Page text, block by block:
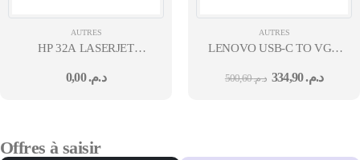
AUTRES
HP 32A LASERJET
M203/M227
د.م.0,00
AUTRES
LENOVO USB-C TO VGA
د.م.500,60 د.م.334,90
Offres à saisir